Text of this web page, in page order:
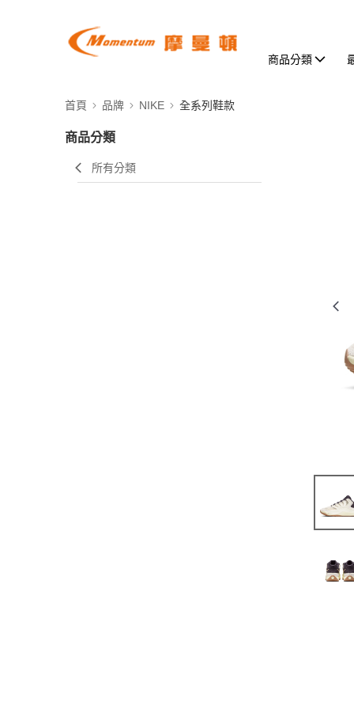
商品分類
首頁 品牌 NIKE 全系列鞋款
商品分類
所有分類